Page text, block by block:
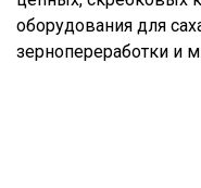
оборудования для
зернопереработки и